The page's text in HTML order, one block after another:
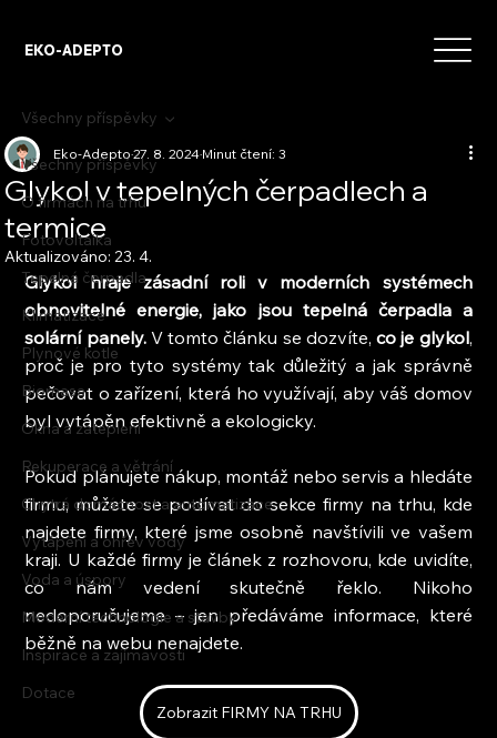
EKO-ADEPTO
Všechny příspěvky
O firmách na trhu
Fotovoltaika
Tepelná čerpadla
Klimatizace
Plynové kotle
Biomasa
Okna a zateplení
Rekuperace a větrání
Chytrá domácnost a automatizace
Vytápění a ohřev vody
Voda a úspory
Moderní technologie a stavby
Inspirace a zajímavosti
Dotace
Všechny příspěvky
Glykol v tepelných čerpadlech a
termice
Eko-Adepto27. 8. 2024Minut čtení: 3
Aktualizováno:23. 4.
Glykol hraje zásadní roli v moderních systémech
obnovitelné energie, jako jsou tepelná čerpadla a
solární panely. V tomto článku se dozvíte, co je glykol,
proč je pro tyto systémy tak důležitý a jak správně
pečovat o zařízení, která ho využívají, aby váš domov
byl vytápěn efektivně a ekologicky.
Pokud plánujete nákup, montáž nebo servis a hledáte
firmu, můžete se podívat do sekce firmy na trhu, kde
najdete firmy, které jsme osobně navštívili ve vašem
kraji. U každé firmy je článek z rozhovoru, kde uvidíte,
co nám vedení skutečně řeklo. Nikoho
nedoporučujeme – jen předáváme informace, které
běžně na webu nenajdete.
Zobrazit FIRMY NA TRHU